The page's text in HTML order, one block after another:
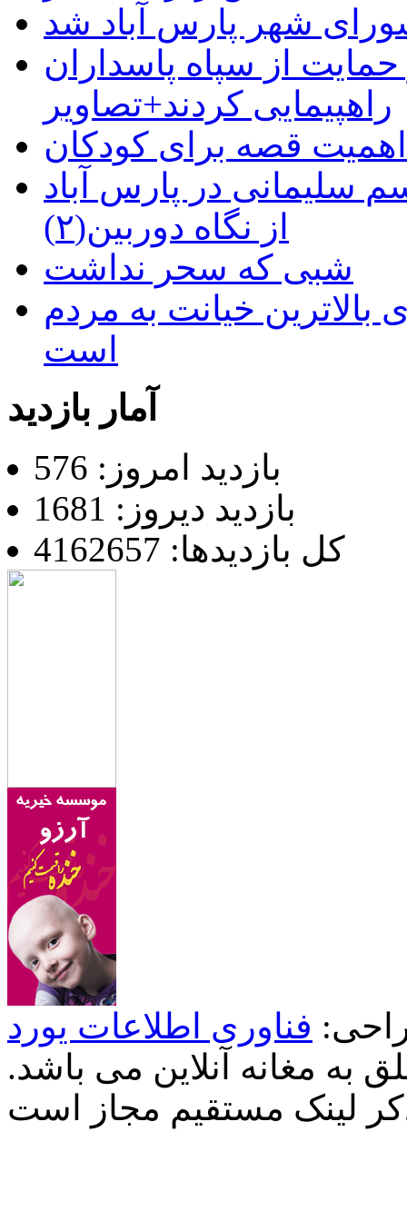
شهر پارس آباد شد
از سپاه پاسداران
راهپیمایی کردند+تصاویر
سلیمانی در پارس آباد
از نگاه دوربین(۲)
شبی که سحر نداشت
خیانت به مردم
است
آمار بازدید
بازدید امروز: 576
بازدید دیروز: 1681
کل بازدیدها: 4162657
فناوری اطلاعات یورد
به مغانه آنلاین می باشد.